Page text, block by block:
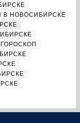
В НОВОСИБИРСКЕ
ГОРОСКОП